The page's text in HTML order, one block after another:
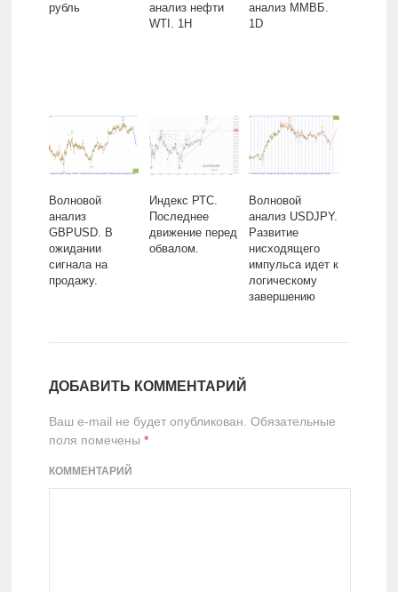
рубль
анализ нефти
WTI. 1H
анализ ММВБ.
1D
Волновой
анализ
GBPUSD. В
ожидании
сигнала на
продажу.
Индекс РТС.
Последнее
движение перед
обвалом.
Волновой
анализ USDJPY.
Развитие
нисходящего
импульса идет к
логическому
завершению
ДОБАВИТЬ КОММЕНТАРИЙ
Ваш e-mail не будет опубликован. Обязательные
поля помечены *
КОММЕНТАРИЙ